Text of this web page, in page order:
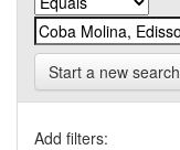
Start a new search
Add filters: